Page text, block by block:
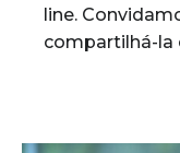
line.
compartilhá-la